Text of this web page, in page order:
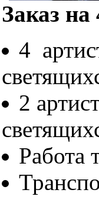
Заказ на
4
2
Работа